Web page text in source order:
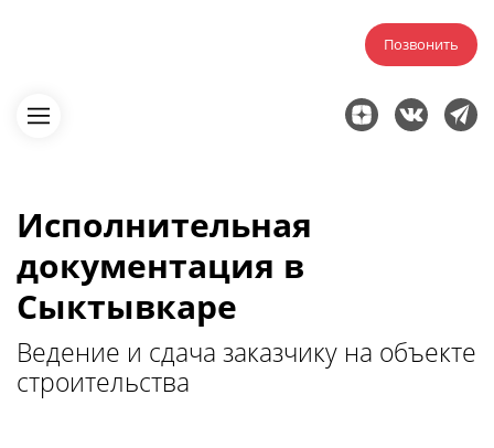
Позвонить
Исполнительная
документация в
Сыктывкаре
Ведение и сдача заказчику на объекте
строительства